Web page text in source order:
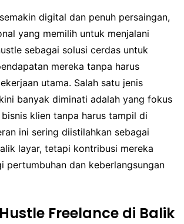
digital dan penuh persaingan,
yang memilih untuk menjalani
sebagai solusi cerdas untuk
mereka tanpa harus
utama. Salah satu jenis
banyak diminati adalah yang fokus
klien tanpa harus tampil di
ini sering diistilahkan sebagai
layar, tetapi kontribusi mereka
pertumbuhan dan keberlangsungan
Freelance di Balik